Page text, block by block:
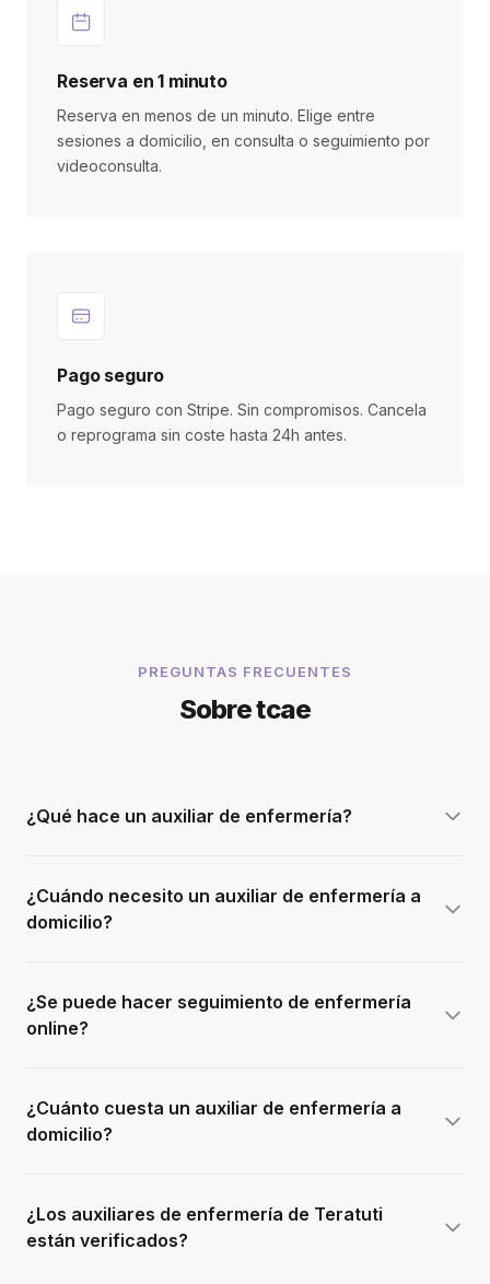
Reserva en 1 minuto
Reserva en menos de un minuto. Elige entre
sesiones a domicilio, en consulta o seguimiento por
videoconsulta.
Pago seguro
Pago seguro con Stripe. Sin compromisos. Cancela
o reprograma sin coste hasta 24h antes.
PREGUNTAS FRECUENTES
Sobre tcae
¿Qué hace un auxiliar de enfermería?
¿Cuándo necesito un auxiliar de enfermería a
domicilio?
¿Se puede hacer seguimiento de enfermería
online?
¿Cuánto cuesta un auxiliar de enfermería a
domicilio?
¿Los auxiliares de enfermería de Teratuti
están verificados?